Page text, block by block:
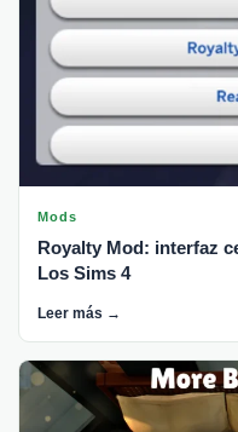
Mods
Royalty Mod: interfaz
Los Sims 4
Leer más →